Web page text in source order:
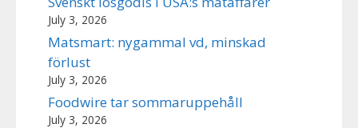
July 3, 2026
Matsmart: nygammal vd, minskad
förlust
July 3, 2026
Foodwire tar sommaruppehåll
July 3, 2026